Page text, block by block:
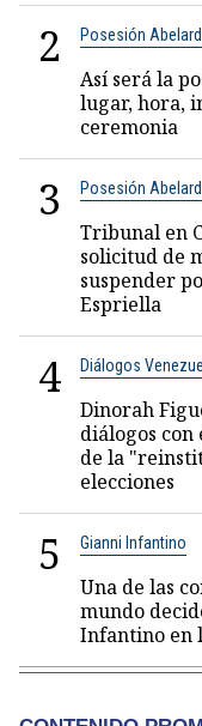
2 Posesión
Así será la
lugar, hora,
ceremonia
3 Posesión
Tribunal en
solicitud de
suspender
Espriella
4 Diálogos
Dinorah
diálogos
de la
elecciones
5 Gianni Infantino
Una de las
mundo
Infantino en